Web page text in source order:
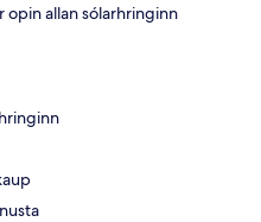
opin allan sólarhringinn